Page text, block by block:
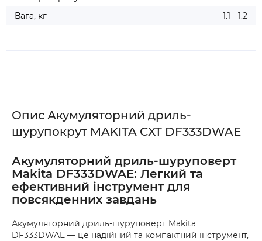
Вага, кг -
1.1 - 1.2
Опис Акумуляторний дриль-
шурупокрут MAKITA CXT DF333DWAE
Акумуляторний дриль-шуруповерт
Makita DF333DWAE: Легкий та
ефективний інструмент для
повсякденних завдань
Акумуляторний дриль-шуруповерт Makita
DF333DWAE — це надійний та компактний інструмент,